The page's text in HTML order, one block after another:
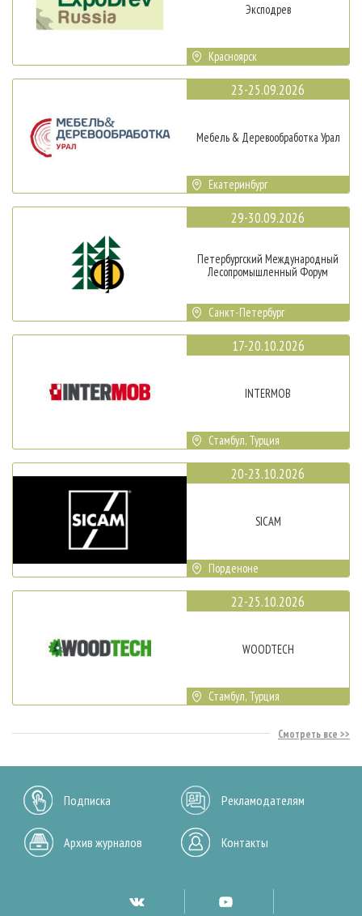
Эксподрев
Красноярск
23-25.09.2026
Мебель & Деревообработка Урал
Екатеринбург
29-30.09.2026
Петербургский Международный
Лесопромышленный Форум
Санкт-Петербург
17-20.10.2026
INTERMOB
Стамбул, Турция
20-23.10.2026
SICAM
Порденоне
22-25.10.2026
WOODTECH
Стамбул, Турция
Смотреть все
Подписка Рекламодателям
Архив журналов Контакты